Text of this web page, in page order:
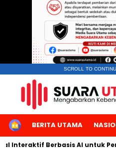
SCROLL TO
HOMEBERITA UTAMA
Berbasis AI untuk